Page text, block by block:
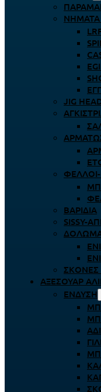
ΝΉΜΑΤΑ
JIG
ΦΕΛΛΟΊ-
ΒΑΡΊΔΙΑ
SISSY-
ΣΚΌΝΕΣ
ΑΞΕΣΟΥΆΡ
ΈΝΔΥΣΗ